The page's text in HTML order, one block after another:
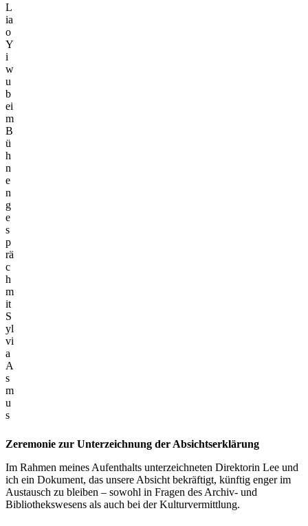
L
ia
o
Y
i
w
u
b
ei
m
B
ü
h
n
e
n
g
e
s
p
rä
c
h
m
it
S
yl
vi
a
A
s
m
u
s
Zeremonie zur Unterzeichnung der Absichtserklärung
Im Rahmen meines Aufenthalts unterzeichneten Direktorin Lee und
ich ein Dokument, das unsere Absicht bekräftigt, künftig enger im
Austausch zu bleiben – sowohl in Fragen des Archiv- und
Bibliothekswesens als auch bei der Kulturvermittlung.